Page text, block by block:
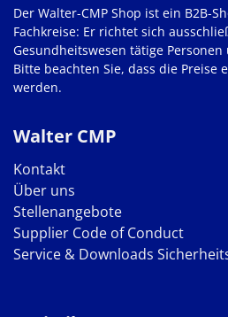
Walter CMP
Kontakt
Über uns
Stellenangebote
Supplier Code of Conduct
Service & Downloads
Der Walter-CMP Shop ist ein B2B-
Fachkreise: Er richtet sich
Gesundheitswesen tätige
Bitte beachten Sie, dass die Preise
werden.